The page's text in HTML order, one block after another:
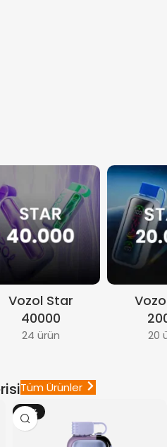
Vozol Star
40000
24 ürün 20
Tüm Ürünler
-18%